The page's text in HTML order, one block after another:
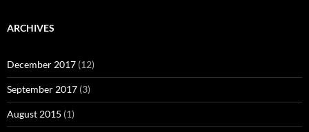
ARCHIVES
December 2017 (12)
September 2017 (3)
August 2015 (1)